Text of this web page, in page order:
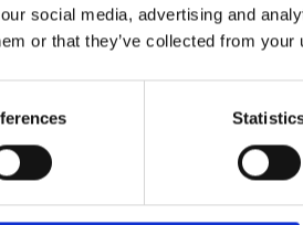
social media, advertising and
or that they’ve collected from